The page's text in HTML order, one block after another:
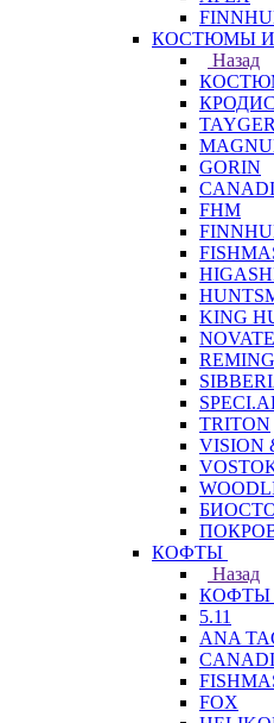
КОСТЮМЫ
Назад
КРОДИС
GORIN
FHM
KING
TRITON
VISION
КОФТЫ
Назад
КОФТЫ
5.11
ANA
FOX